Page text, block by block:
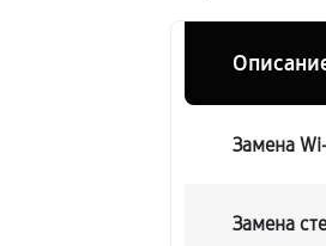
Замена
Замена